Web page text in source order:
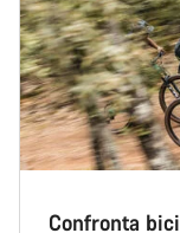
Confronta bici